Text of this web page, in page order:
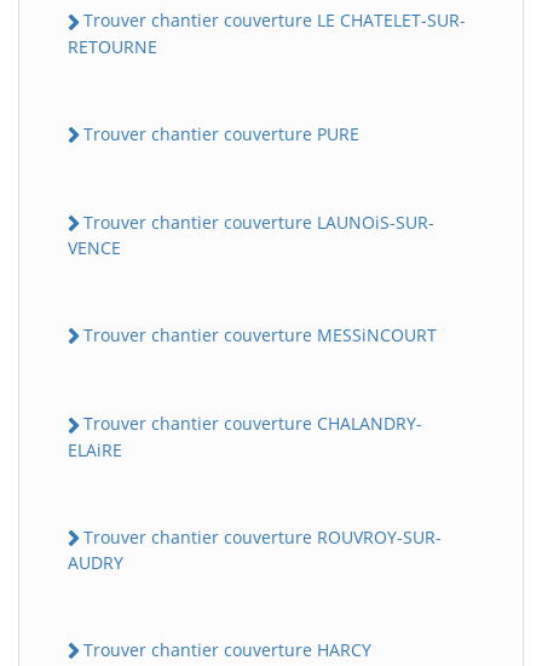
Trouver chantier couverture LE CHATELET-SUR-
RETOURNE
Trouver chantier couverture PURE
Trouver chantier couverture LAUNOiS-SUR-
VENCE
Trouver chantier couverture MESSiNCOURT
Trouver chantier couverture CHALANDRY-
ELAiRE
Trouver chantier couverture ROUVROY-SUR-
AUDRY
Trouver chantier couverture HARCY